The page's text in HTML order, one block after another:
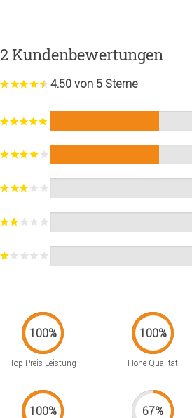
2 Kundenbewertungen
4.50 von 5 Sterne
Top Preis-Leistung Hohe Qualität